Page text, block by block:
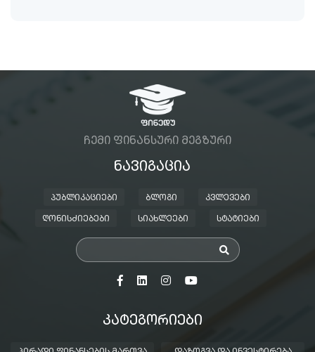
ᲩᲔᲛᲘ ᲤᲘᲜᲐᲜᲡᲣᲠᲘ ᲛᲔᲒᲖᲣᲠᲘ
ᲜᲐᲕᲘᲒᲐᲪᲘᲐ
ᲞᲣᲑᲚᲘᲙᲐᲪᲘᲔᲑᲘ ᲑᲚᲝᲒᲘ ᲙᲕᲚᲔᲕᲔᲑᲘ
ᲦᲝᲜᲘᲡᲫᲘᲔᲑᲔᲑᲘ ᲡᲘᲐᲮᲚᲔᲔᲑᲘ ᲡᲢᲐᲢᲘᲔᲑᲘ
ᲙᲐᲢᲔᲒᲝᲠᲘᲔᲑᲘ